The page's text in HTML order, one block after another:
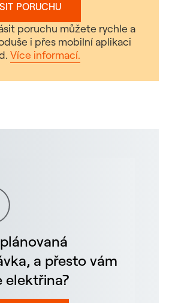
PORUCHU
poruchu můžete rychle a
i přes mobilní aplikaci
Více informací.
a přesto vám
elektřina?